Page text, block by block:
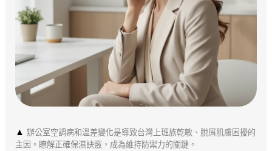
▲ 辦公室空調病和溫差變化是導致台灣上班族乾敏、脫屑肌膚困擾的
主因。瞭解正確保濕訣竅，成為維持防禦力的關鍵。